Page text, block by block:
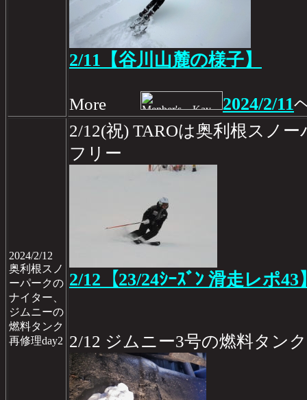
2/11【谷川山麓の様子】
More 2024/2/11
2024/2/12
奥利根スノ
ーパークの
ナイター、
ジムニーの
燃料タンク
再修理day2
2/12(祝) TAROは奥利根スノ
フリー
2/12【23/24ｼｰｽﾞﾝ 滑走レポ43
2/12 ジムニー3号の燃料タン